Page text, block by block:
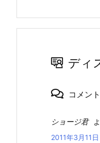
ディ
コメン
ショージ君
2011年3月11